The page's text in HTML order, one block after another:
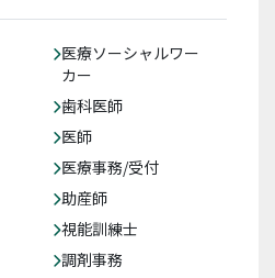
医療ソーシャルワー
カー
歯科医師
医師
医療事務/受付
助産師
視能訓練士
調剤事務